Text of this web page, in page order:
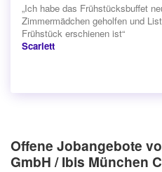
„Ich habe das Frühstücksbuffet
Zimmermädchen geholfen und
Frühstück erschienen ist“
Scarlett
Offene Jobangebote
GmbH / Ibis München